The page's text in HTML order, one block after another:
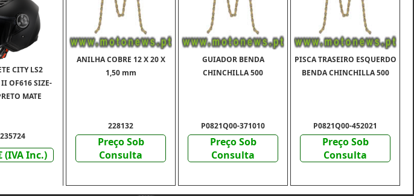
CITY LS2
OF616 SIZE-
MATE
(IVA Inc.)
ANILHA COBRE 12 X 20 X
1,50 mm
228132
Preço Sob
Consulta
GUIADOR BENDA
CHINCHILLA 500
P0821Q00-371010
Preço Sob
Consulta
PISCA TRASEIRO ESQUERDO
BENDA CHINCHILLA 500
P0821Q00-452021
Preço Sob
Consulta